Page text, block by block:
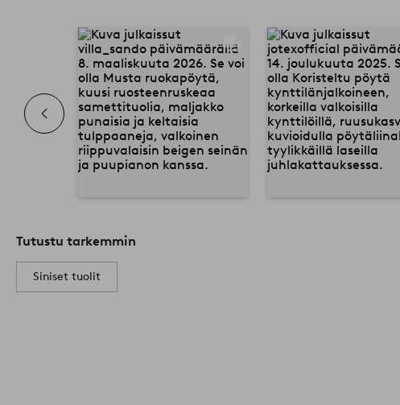
Tutustu tarkemmin
Siniset tuolit